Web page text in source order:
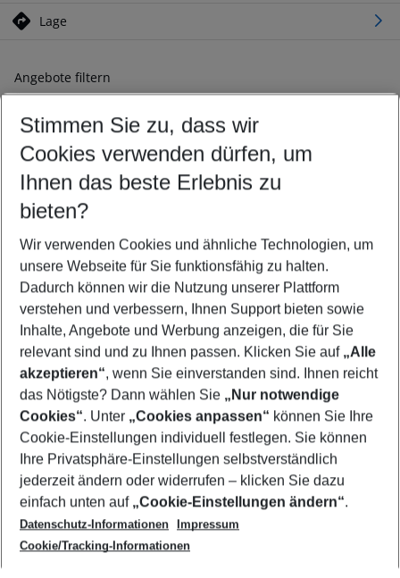
Lage
Angebote filtern
Ändern Sie Ihre Kriterien nach Ihren Wünschen
Abflughafen wählen
Beliebiger Abflughafen
Reisezeitraum wählen
11.08.26– 09.08.27 5-8 Nächte
2 Erwachsene Keine Kinder
Mehr Filter anzeigen
Footer
Footer navigation
Über uns
AGB
Cookie-Einstellungen ändern
Cookie-Richtlinie
Datenschutz
Service & Hilfe
Barrierefreies Reisen
Check-in
Folgen Sie uns
Stimmen Sie zu, dass wir
Cookies verwenden dürfen, um
Ihnen das beste Erlebnis zu
bieten?
Wir verwenden Cookies und ähnliche Technologien, um
unsere Webseite für Sie funktionsfähig zu halten.
Dadurch können wir die Nutzung unserer Plattform
verstehen und verbessern, Ihnen Support bieten sowie
Inhalte, Angebote und Werbung anzeigen, die für Sie
relevant sind und zu Ihnen passen. Klicken Sie auf „Alle
akzeptieren“, wenn Sie einverstanden sind. Ihnen reicht
das Nötigste? Dann wählen Sie „Nur notwendige
Cookies“. Unter „Cookies anpassen“ können Sie Ihre
Cookie-Einstellungen individuell festlegen. Sie können
Ihre Privatsphäre-Einstellungen selbstverständlich
jederzeit ändern oder widerrufen – klicken Sie dazu
einfach unten auf „Cookie-Einstellungen ändern“.
Datenschutz-Informationen
Impressum
Cookie/Tracking-Informationen